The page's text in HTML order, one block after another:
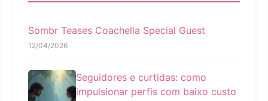
Sombr Teases Coachella Special Guest
12/04/2026
Seguidores e curtidas: como
impulsionar perfis com baixo custo